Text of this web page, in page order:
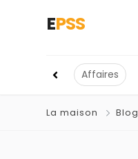
EPSS
Affaires
La maison Blog